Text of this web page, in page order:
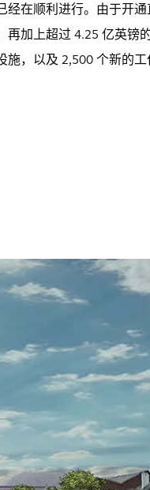
经在顺利进行。由于开
再加上超过 4.25 亿英镑
施，以及 2,500 个新的